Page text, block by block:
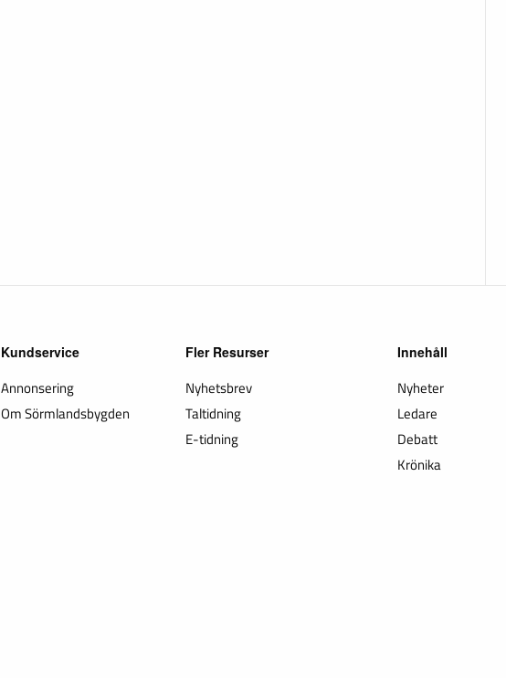
Kundservice
Annonsering
Om Sörmlandsbygden
Fler Resurser
Nyhetsbrev
Taltidning
E-tidning
Innehåll
Nyheter
Ledare
Debatt
Krönika